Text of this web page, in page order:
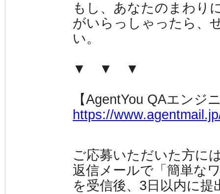
もし、あなたのまわり
がいらっしゃったら、
い。
▼ ▼ ▼
【AgentYou QAエンジ
https://
ご応募いただいた方に
返信メールで「簡単な
を受信後、3日以内に